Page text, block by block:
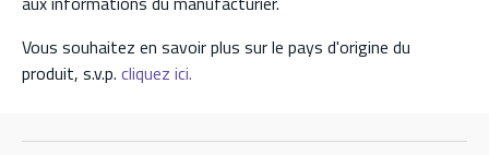
Vous souhaitez en savoir plus sur le pays d'origine du
produit, s.v.p. cliquez ici.